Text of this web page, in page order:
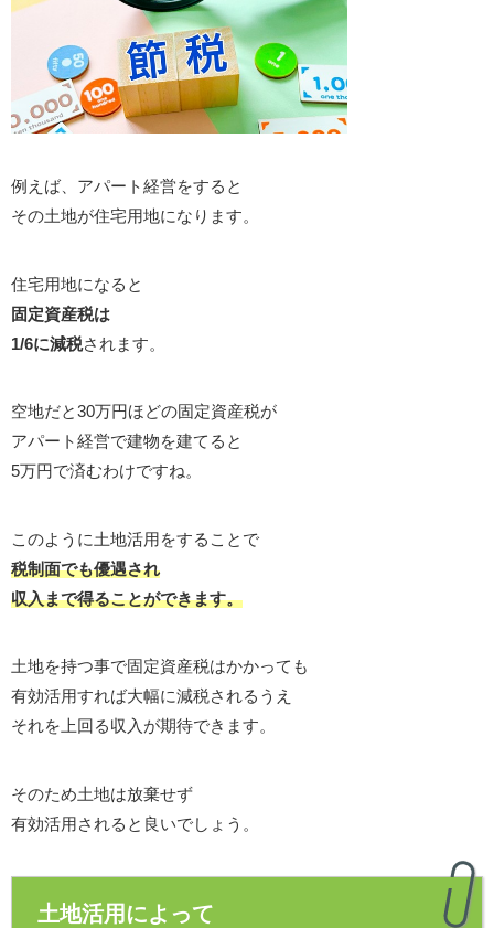
例えば、アパート経営をすると
その土地が住宅用地になります。
住宅用地になると
固定資産税は
1/6に減税されます。
空地だと30万円ほどの固定資産税が
アパート経営で建物を建てると
5万円で済むわけですね。
このように土地活用をすることで
税制面でも優遇され
収入まで得ることができます。
土地を持つ事で固定資産税はかかっても
有効活用すれば大幅に減税されるうえ
それを上回る収入が期待できます。
そのため土地は放棄せず
有効活用されると良いでしょう。
土地活用によって